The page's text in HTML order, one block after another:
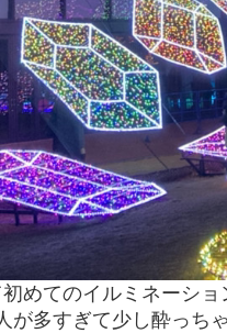
めてのイルミネーショ
が多すぎて少し酔っち